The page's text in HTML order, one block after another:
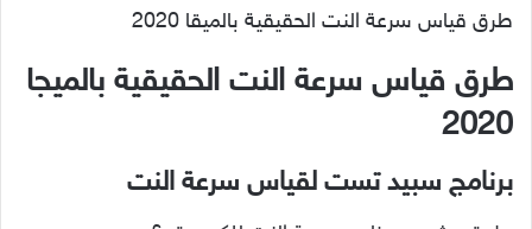
طرق قياس سرعة النت الحقيقية بالميقا 2020
طرق قياس سرعة النت الحقيقية بالميجا
2020
برنامج سبيد تست لقياس سرعة النت